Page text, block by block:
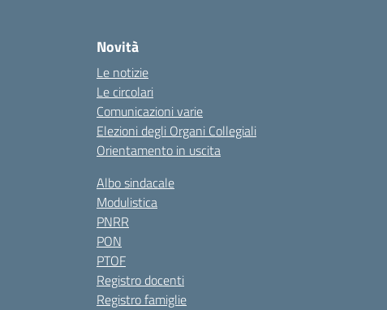
Novità
Le notizie
Le circolari
Comunicazioni varie
Elezioni degli Organi Collegiali
Orientamento in uscita
Albo sindacale
Modulistica
PNRR
PON
PTOF
Registro docenti
Registro famiglie